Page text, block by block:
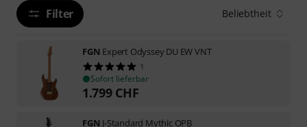
Filter Beliebtheit
FGN Expert Odyssey DU EW VNT
1
Sofort lieferbar
1.799 CHF
FGN J-Standard Mythic OPB